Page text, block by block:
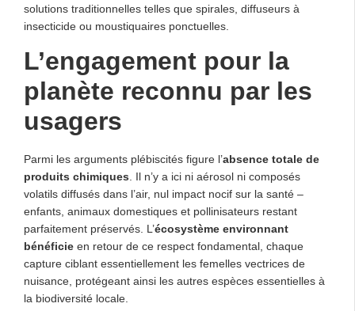
solutions traditionnelles telles que spirales, diffuseurs à
insecticide ou moustiquaires ponctuelles.
L’engagement pour la
planète reconnu par les
usagers
Parmi les arguments plébiscités figure l’absence totale de
produits chimiques . Il n’y a ici ni aérosol ni composés
volatils diffusés dans l’air, nul impact nocif sur la santé –
enfants, animaux domestiques et pollinisateurs restant
parfaitement préservés. L’écosystème environnant
bénéficie en retour de ce respect fondamental, chaque
capture ciblant essentiellement les femelles vectrices de
nuisance, protégeant ainsi les autres espèces essentielles à
la biodiversité locale.